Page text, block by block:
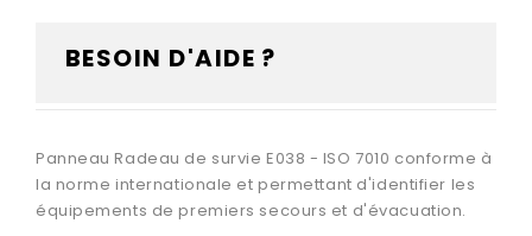
BESOIN D'AIDE ?
Panneau Radeau de survie E038 - ISO 7010 conforme à
la norme internationale et permettant d'identifier les
équipements de premiers secours et d'évacuation.